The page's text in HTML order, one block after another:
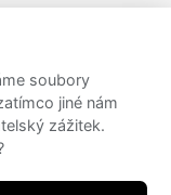
osobnosti,
soubory
jiné nám
zážitek.